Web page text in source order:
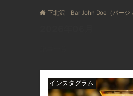
下北沢 Bar John Doe（バージ
インスタグラム